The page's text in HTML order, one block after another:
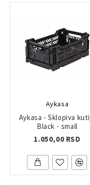
Aykasa
Aykasa - Sklopiva
Black - small
1.050,00 RSD